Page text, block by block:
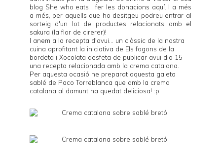
blog She who eats i fer les donacions aquí. I a més
a més, per aquells que ho desitgeu podreu entrar al
sorteig d'un lot de productes relacionats amb el
sakura (la flor de cirerer)!
I anem a la recepta d'avui... un clàssic de la nostra
cuina aprofitant la iniciativa de Els fogons de la
bordeta i Xocolata desfeta de publicar avui dia 15
una recepta relacionada amb la crema catalana.
Per aquesta ocasió he preparat aquesta galeta
sablé de Paco Torreblanca que amb la crema
catalana al damunt ha quedat deliciosa! :p